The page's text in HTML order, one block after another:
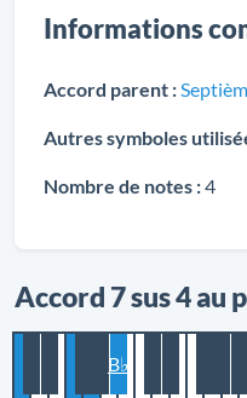
Informations
Accord parent :
Autres symboles
Nombre de notes :4
Accord 7 sus 4 au
B♭